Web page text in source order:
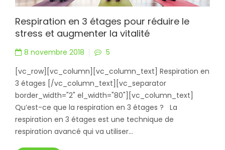
Respiration en 3 étages pour réduire le
stress et augmenter la vitalité
8 novembre 2018
5
[vc_row][vc_column][vc_column_text] Respiration en
3 étages [/vc_column_text][vc_separator
border_width="2" el_width="80"][vc_column_text]
Qu’est-ce que la respiration en 3 étages ? La
respiration en 3 étages est une technique de
respiration avancé qui va utiliser...